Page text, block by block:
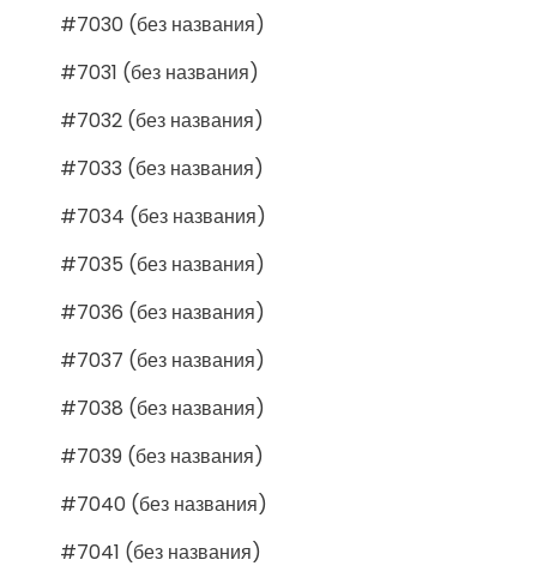
#7030 (без названия)
#7031 (без названия)
#7032 (без названия)
#7033 (без названия)
#7034 (без названия)
#7035 (без названия)
#7036 (без названия)
#7037 (без названия)
#7038 (без названия)
#7039 (без названия)
#7040 (без названия)
#7041 (без названия)